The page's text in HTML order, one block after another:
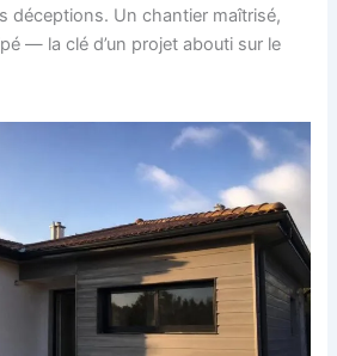
déceptions. Un chantier maîtrisé,
— la clé d’un projet abouti sur le